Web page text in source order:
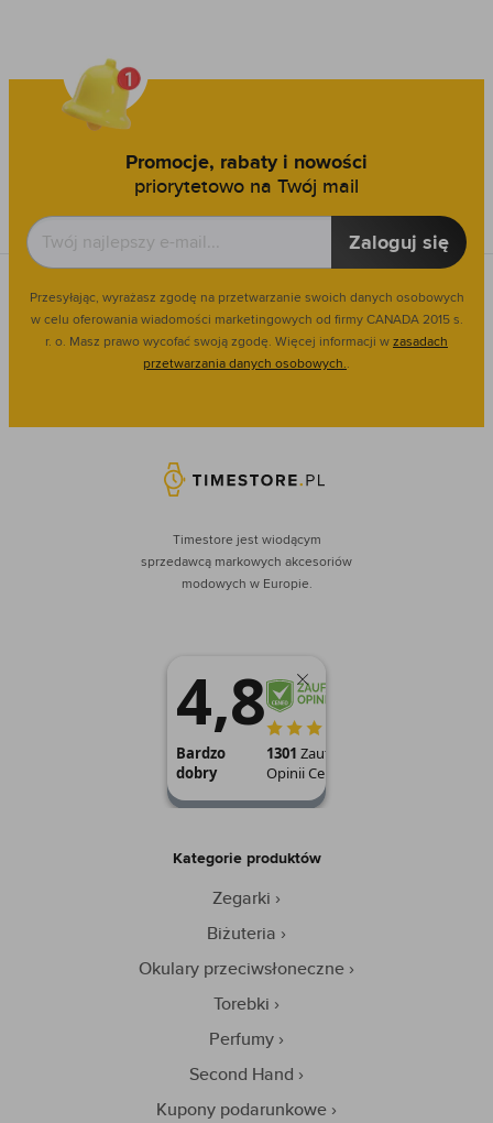
Promocje, rabaty i nowości
priorytetowo na Twój mail
Zaloguj się
Przesyłając, wyrażasz zgodę na przetwarzanie swoich danych osobowych
w celu oferowania wiadomości marketingowych od firmy CANADA 2015 s.
r. o. Masz prawo wycofać swoją zgodę. Więcej informacji wzasadach
przetwarzania danych osobowych..
Timestore jest wiodącym
sprzedawcą markowych akcesoriów
modowych w Europie.
Kategorie produktów
Zegarki
Biżuteria
Okulary przeciwsłoneczne
Torebki
Perfumy
Second Hand
Kupony podarunkowe